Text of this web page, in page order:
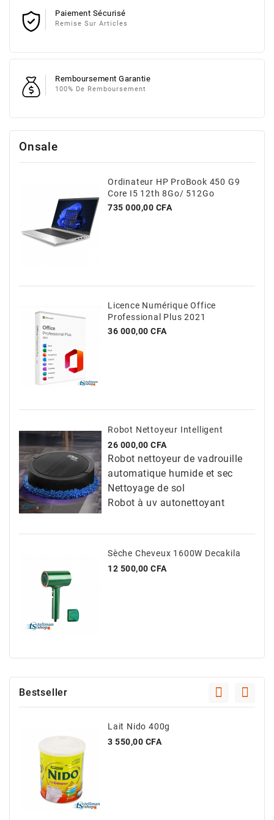
Paiement Sécurisé
Remise Sur Articles
Remboursement Garantie
100% De Remboursement
Onsale
Ordinateur HP ProBook 450 G9
Core I5 12th 8Go/ 512Go
Prix
735 000,00 CFA
Licence Numérique Office
Professional Plus 2021
Prix
36 000,00 CFA
Robot Nettoyeur Intelligent
Prix
26 000,00 CFA
Robot nettoyeur de vadrouille
automatique humide et sec
Nettoyage de sol
Robot à uv autonettoyant
Sèche Cheveux 1600W Decakila
Prix
12 500,00 CFA
Bestseller
Lait Nido 400g
Prix
3 550,00 CFA